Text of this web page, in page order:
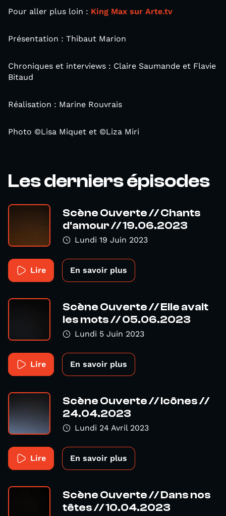
Pour aller plus loin : King Max sur Arte.tv
Présentation : Thibaut Marion
Chroniques et interviews : Claire Saumande et Flavie
Bitaud
Réalisation : Marine Rouvrais
Photo ©Lisa Miquet et ©Liza Miri
Les derniers épisodes
Scène Ouverte // Chants
d'amour // 19.06.2023
Lundi 19 Juin 2023
Lire En savoir plus
Scène Ouverte // Elle avait
les mots // 05.06.2023
Lundi 5 Juin 2023
Lire En savoir plus
Scène Ouverte // Icônes //
24.04.2023
Lundi 24 Avril 2023
Lire En savoir plus
Scène Ouverte // Dans nos
têtes // 10.04.2023